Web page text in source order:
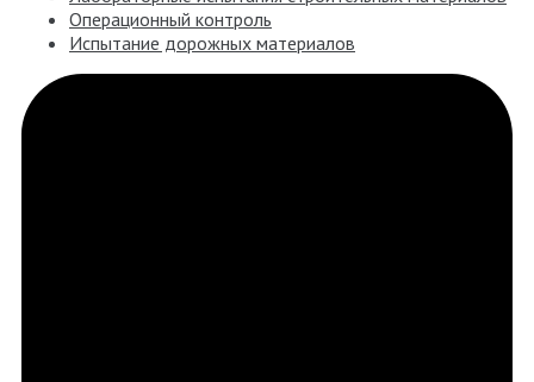
Операционный контроль
Испытание дорожных материалов